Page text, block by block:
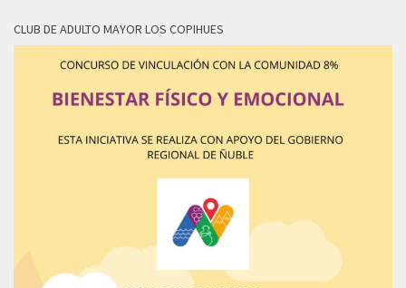
CLUB DE ADULTO MAYOR LOS COPIHUES